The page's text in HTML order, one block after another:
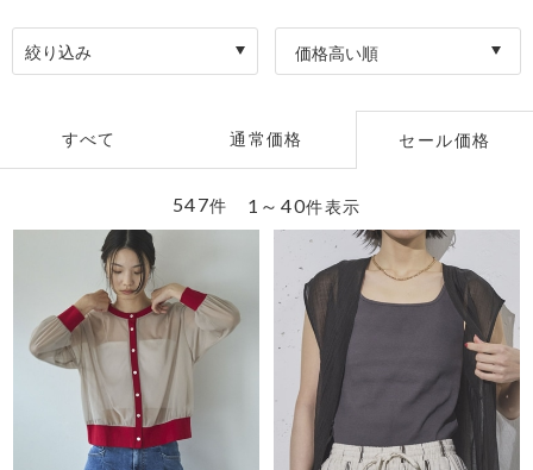
絞り込み 価格高い順
すべて 通常価格 セール価格
1～40件表示
547件